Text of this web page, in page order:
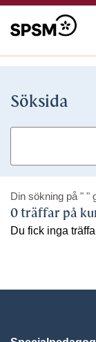
Söksida
Din sökning på " "
0 träffar på
Du fick inga